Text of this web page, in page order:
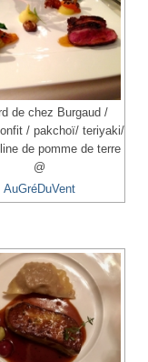
de chez Burgaud /
/ pakchoï/ teriyaki/
de pomme de terre
@
AuGréDuVent